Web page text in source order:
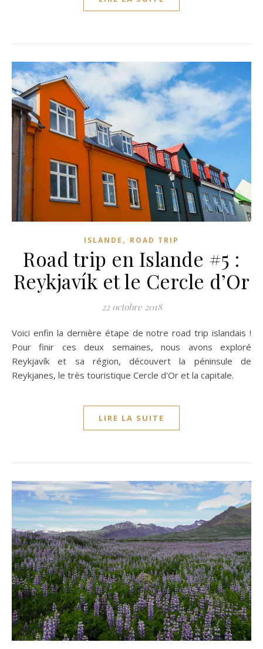
ISLANDE , ROAD TRIP
Road trip en Islande #5 :
Reykjavík et le Cercle d’Or
22 octobre 2018
Voici enfin la dernière étape de notre road trip islandais !
Pour finir ces deux semaines, nous avons exploré
Reykjavík et sa région, découvert la péninsule de
Reykjanes, le très touristique Cercle d'Or et la capitale.
LIRE LA SUITE